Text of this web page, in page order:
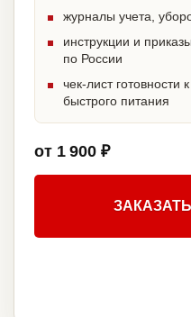
журналы учета,
инструкции и
по России
чек-лист готовности
быстрого питания
от 1 900 ₽